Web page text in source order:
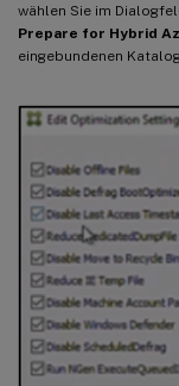
wählen Sie im
Prepare for Hybrid
eingebundenen